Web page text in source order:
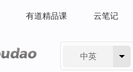
有道精品课 云笔记
中英